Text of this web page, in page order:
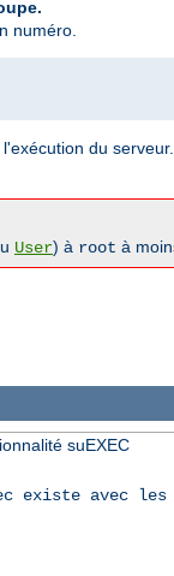
numéro.
du
User) à root à
suEXEC
existe avec